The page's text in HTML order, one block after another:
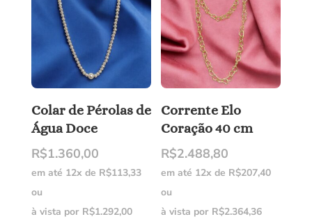
Colar de Pérolas de
Água Doce
R$1.360,00
em até 12x de R$113,33
ou
à vista por R$1.292,00
Corrente Elo
Coração 40 cm
R$2.488,80
em até 12x de R$207,40
ou
à vista por R$2.364,36